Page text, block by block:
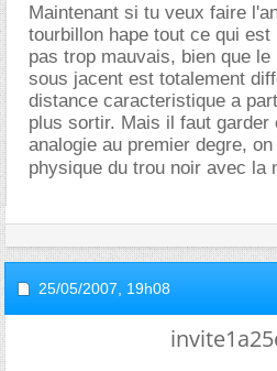
Maintenant si tu veux faire
tourbillon hape tout ce qui
pas trop mauvais, bien que
sous jacent est totalement
distance caracteristique a
plus sortir. Mais il faut garder
analogie au premier degre,
physique du trou noir avec la
25/05/2007, 19h08